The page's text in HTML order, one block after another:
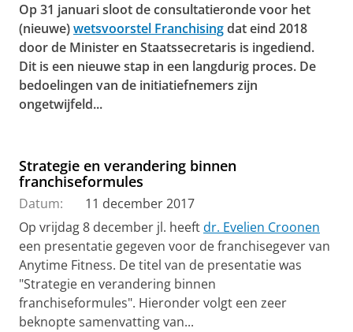
Op 31 januari sloot de consultatieronde voor het
(nieuwe)wetsvoorstel Franchisingdat eind 2018
door de Minister en Staatssecretaris is ingediend.
Dit is een nieuwe stap in een langdurig proces. De
bedoelingen van de initiatiefnemers zijn
ongetwijfeld...
Strategie en verandering binnen
franchiseformules
Datum:
11 december 2017
Op vrijdag 8 december jl. heeftdr. Evelien Croonen
een presentatie gegeven voor de franchisegever van
Anytime Fitness. De titel van de presentatie was
"Strategie en verandering binnen
franchiseformules". Hieronder volgt een zeer
beknopte samenvatting van...